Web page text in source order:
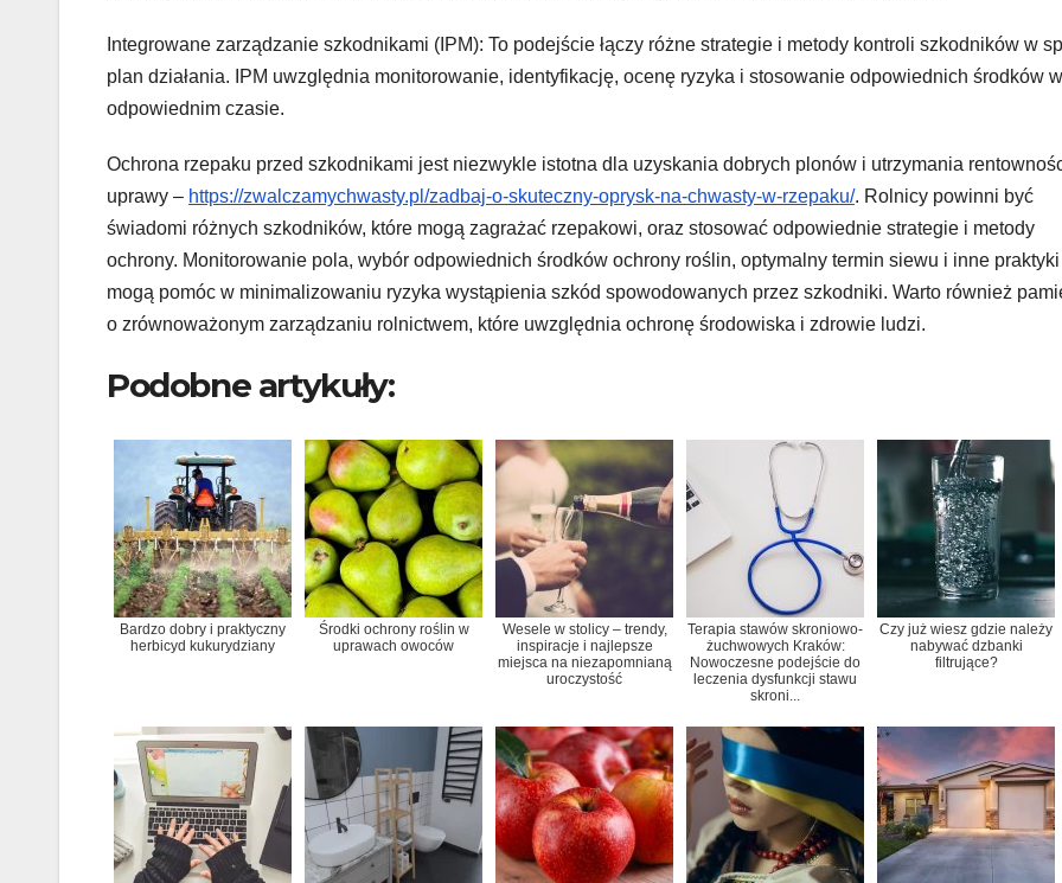
Integrowane zarządzanie szkodnikami (IPM): To podejście łączy różne strategie i metody kontroli szkodników w
plan działania. IPM uwzględnia monitorowanie, identyfikację, ocenę ryzyka i stosowanie odpowiednich środków w
odpowiednim czasie.
Ochrona rzepaku przed szkodnikami jest niezwykle istotna dla uzyskania dobrych plonów i utrzymania
uprawy – https://zwalczamychwasty.pl/zadbaj-o-skuteczny-oprysk-na-chwasty-w-rzepaku/. Rolnicy powinni być
świadomi różnych szkodników, które mogą zagrażać rzepakowi, oraz stosować odpowiednie strategie i metody
ochrony. Monitorowanie pola, wybór odpowiednich środków ochrony roślin, optymalny termin siewu i inne praktyki
mogą pomóc w minimalizowaniu ryzyka wystąpienia szkód spowodowanych przez szkodniki. Warto również
o zrównoważonym zarządzaniu rolnictwem, które uwzględnia ochronę środowiska i zdrowie ludzi.
Podobne artykuły:
Bardzo dobry i praktyczny
herbicyd kukurydziany
Środki ochrony roślin w
uprawach owoców
Wesele w stolicy – trendy,
inspiracje i najlepsze
miejsca na niezapomnianą
uroczystość
Terapia stawów skroniowo-
żuchwowych Kraków:
Nowoczesne podejście do
leczenia dysfunkcji stawu
skroni...
Czy już wiesz gdzie należy
nabywać dzbanki
filtrujące?